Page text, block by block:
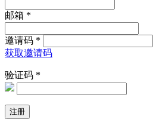
邮箱 *
邀请码 *
获取邀请码
验证码 *